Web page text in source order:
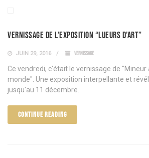
Vernissage de l’exposition “Lueurs d’Art”
JUIN 29, 2016 VERNISSAGE
Ce vendredi, c'était le vernissage de "Mineur
monde". Une exposition interpellante et
jusqu'au 11 décembre.
CONTINUE READING